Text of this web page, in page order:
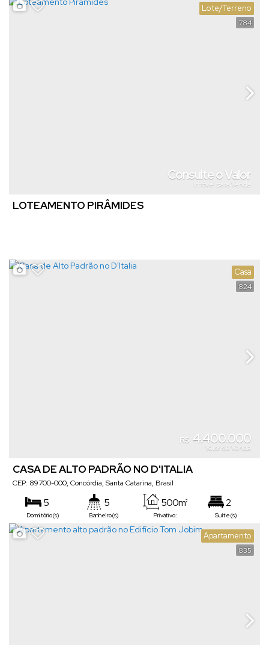
784
Lote/Terreno
Consulte o Valor
Imóvel para Venda
LOTEAMENTO PIRÂMIDES
824
Casa
R$ 4.400.000
Valor de Venda
CASA DE ALTO PADRÃO NO D'ITALIA
CEP: 89700-000, Concórdia, Santa Catarina, Brasil
5
Dormitório(s)
5
Banheiro(s) Privativo:
500m² 2
Suíte(s)
4 450m²
835
Apartamento